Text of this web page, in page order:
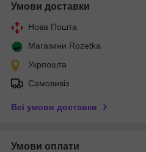
Умови доставки
Нова Пошта
Магазини Rozetka
Укрпошта
Самовивіз
Всі умови доставки
Умови оплати